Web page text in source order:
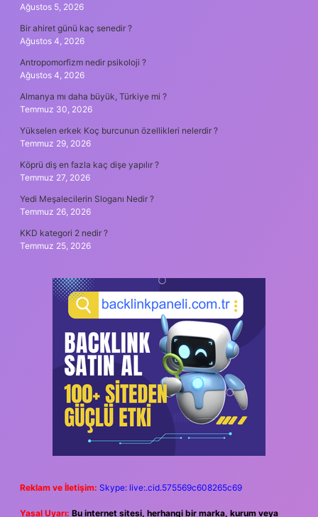
Ağustos 5, 2026
Bir ahiret günü kaç senedir ?
Ağustos 4, 2026
Antropomorfizm nedir psikoloji ?
Ağustos 4, 2026
Almanya mı daha büyük, Türkiye mi ?
Temmuz 30, 2026
Yükselen erkek Koç burcunun özellikleri nelerdir ?
Temmuz 29, 2026
Köprü diş en fazla kaç dişe yapılır ?
Temmuz 27, 2026
Yedi Meşalecilerin Sloganı Nedir ?
Temmuz 26, 2026
KKD kategori 2 nedir ?
Temmuz 25, 2026
Reklam ve İletişim: Skype: live:.cid.575569c608265c69
Yasal Uyarı: Bu internet sitesi, herhangi bir marka, kurum veya